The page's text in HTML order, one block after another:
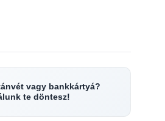
vagy bankkártyá?
te döntesz!